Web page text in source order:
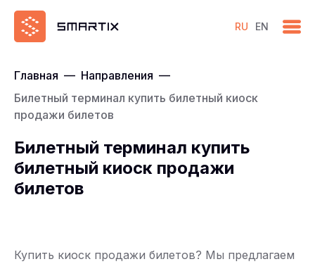
RU EN
Главная — Направления —
Билетный терминал купить билетный киоск
продажи билетов
Билетный терминал купить
билетный киоск продажи
билетов
Купить киоск продажи билетов? Мы предлагаем